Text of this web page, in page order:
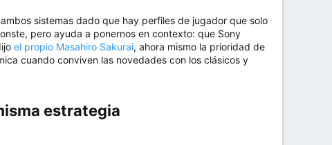
sistemas dado que hay perfiles de jugador que solo
pero ayuda a ponernos en contexto: que Sony
el propio Masahiro Sakurai, ahora mismo la prioridad de
cuando conviven las novedades con los clásicos y
estrategia​